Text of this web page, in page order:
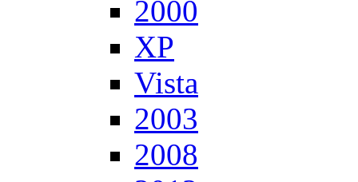
2000
XP
Vista
2003
2008